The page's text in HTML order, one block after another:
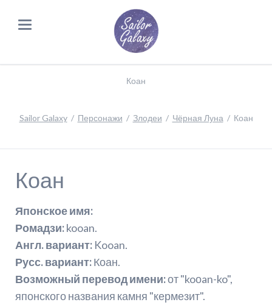
Коан
Sailor Galaxy Персонажи Злодеи Чёрная Луна Коан
Коан
Японское имя:
Ромадзи:kooan.
Англ. вариант:Kooan.
Русс. вариант:Коан.
Возможный перевод имени:от "koоan-ko",
японского названия камня "кермезит".